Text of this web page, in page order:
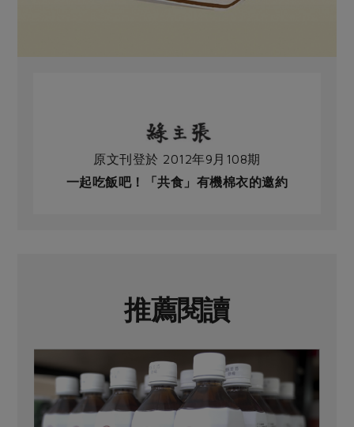
原文刊登於 2012年9月108期
一起吃飯吧！「共食」有機棉衣的邀約
推薦閱讀